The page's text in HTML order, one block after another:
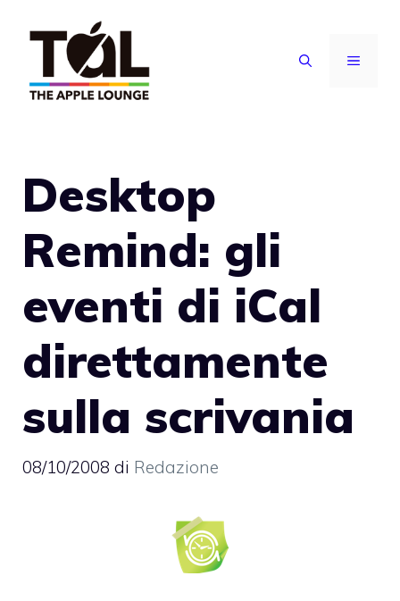
contenuto
MENU
Desktop
Remind: gli
eventi di iCal
direttamente
sulla scrivania
08/10/2008 di Redazione